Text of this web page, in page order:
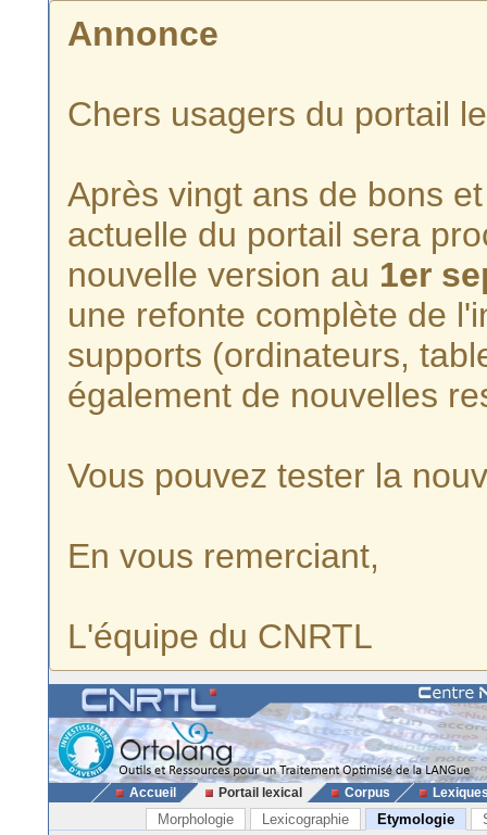
Annonce
Chers usagers du portail
Après vingt ans de bons
actuelle du portail sera
nouvelle version au 1er
une refonte complète de
supports (ordinateurs,
également de nouvelles
Vous pouvez tester la
En vous remerciant,
L'équipe du CNRTL
Accueil Portail lexical Corpus
Morphologie Lexicographie Etymologie